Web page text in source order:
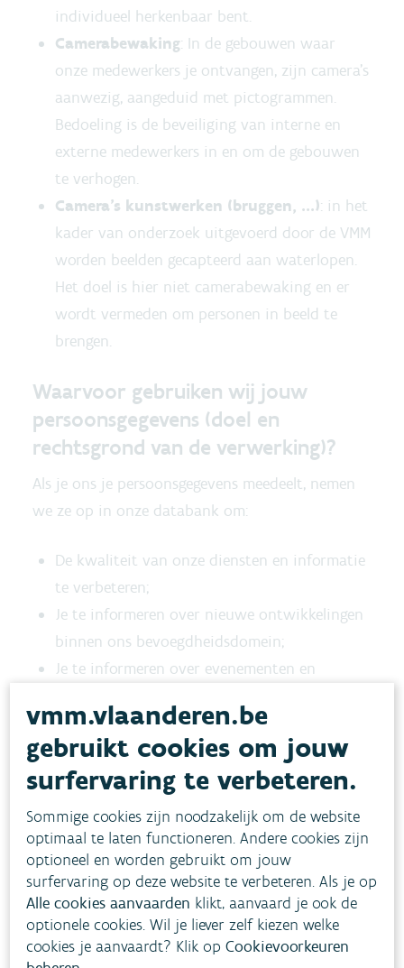
individueel herkenbaar bent.
Camerabewaking: In de gebouwen waar
onze medewerkers je ontvangen, zijn camera’s
aanwezig, aangeduid met pictogrammen.
Bedoeling is de beveiliging van interne en
externe medewerkers in en om de gebouwen
te verhogen.
Camera’s kunstwerken (bruggen, ...): in het
kader van onderzoek uitgevoerd door de VMM
worden beelden gecapteerd aan waterlopen.
Het doel is hier niet camerabewaking en er
wordt vermeden om personen in beeld te
brengen.
Waarvoor gebruiken wij jouw
persoonsgegevens (doel en
rechtsgrond van de verwerking)?
Als je ons je persoonsgegevens meedeelt, nemen
we ze op in onze databank om:
De kwaliteit van onze diensten en informatie
te verbeteren;
Je te informeren over nieuwe ontwikkelingen
binnen ons bevoegdheidsdomein;
Je te informeren over evenementen en
Deze verwerkingsdoelstellingen zijn
gerechtvaardigd door de toestemming die jij
geeft om jouw persoonsgegevens te verwerken.
Te voldoen aan onze wettelijk en/of decretaal
opgelegde taken en bevoegdheden.
Bovenvermelde verwerkingsdoeleinde is in dit
geval gerechtvaardigd door een wettelijke
vmm.vlaanderen.be
gebruikt cookies om jouw
surfervaring te verbeteren.
Sommige cookies zijn noodzakelijk om de website
optimaal te laten functioneren. Andere cookies zijn
optioneel en worden gebruikt om jouw
surfervaring op deze website te verbeteren. Als je op
Alle cookies aanvaarden klikt, aanvaard je ook de
optionele cookies. Wil je liever zelf kiezen welke
cookies je aanvaardt? Klik opCookievoorkeuren